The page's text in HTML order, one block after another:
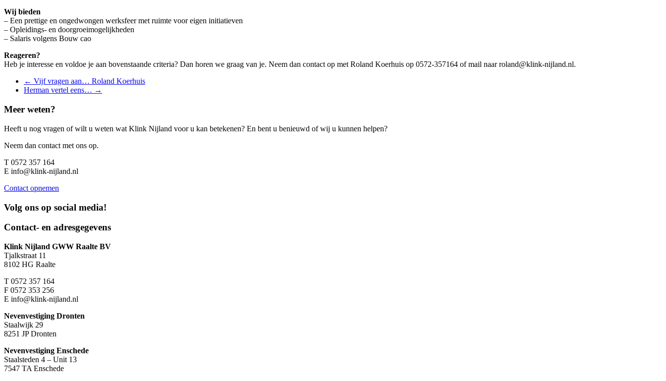
Wij bieden
– Een prettige en ongedwongen werksfeer met ruimte voor eigen initiatieven
– Opleidings- en doorgroeimogelijkheden
– Salaris volgens Bouw cao
Reageren?
Heb je interesse en voldoe je aan bovenstaande criteria? Dan horen we graag van je. Neem dan contact op met Roland Koerhuis op 0572-357164 of mail naar roland@klink-nijland.nl.
Berichten
navigatie
← Vijf vragen aan… Roland Koerhuis
Herman vertel eens… →
Meer weten?
Heeft u nog vragen of wilt u weten wat Klink Nijland voor u kan betekenen? En bent u benieuwd of wij u kunnen helpen?
Neem dan contact met ons op.
T 0572 357 164
E info@klink-nijland.nl
Contact opnemen
Volg ons op social media!
Contact- en adresgegevens
Klink Nijland GWW Raalte BV
Tjalkstraat 11
8102 HG Raalte
T 0572 357 164
F 0572 353 256
E info@klink-nijland.nl
Nevenvestiging Dronten
Staalwijk 29
8251 JP Dronten
Nevenvestiging Enschede
Staalsteden 4 – Unit 13
7547 TA Enschede